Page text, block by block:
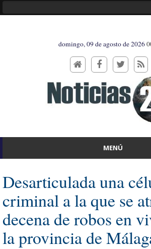
domingo, 09 de agosto de 2026
MENÚ
Desarticulada una
criminal a la que se
decena de robos en
la provincia de